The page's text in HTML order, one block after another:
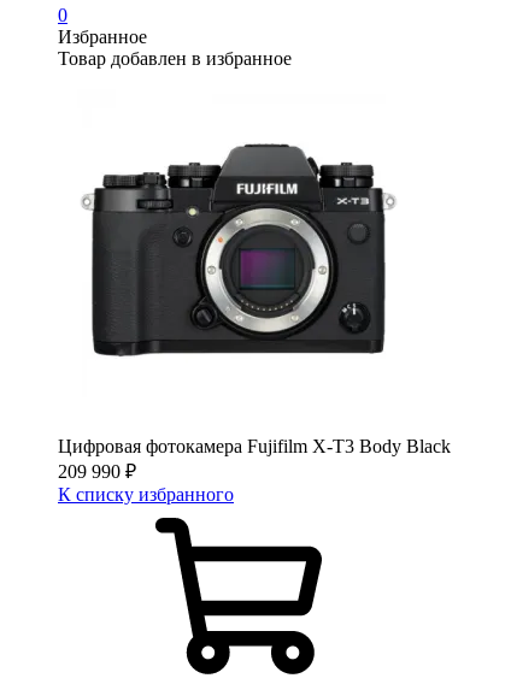
0
Избранное
Товар добавлен в избранное
Цифровая фотокамера Fujifilm X-T3 Body Black
209 990 ₽
К списку избранного